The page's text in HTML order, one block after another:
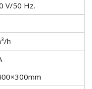
V/50 Hz.
h